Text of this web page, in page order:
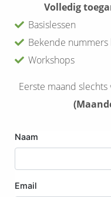
Volledig
Basislessen
Bekende
Workshops
Eerste maand